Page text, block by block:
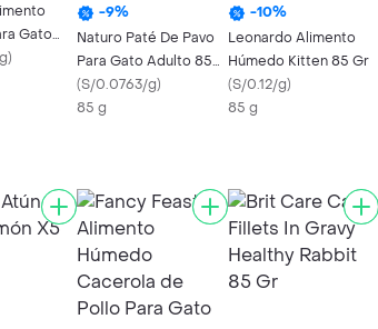
Gato
Y Pavita
)
-9%
Naturo Paté De Pavo
Para Gato Adulto 85
Gr
(S/0.0763/g)
85 g
-10%
Leonardo Alimento
Húmedo Kitten 85 Gr
(S/0.12/g)
85 g